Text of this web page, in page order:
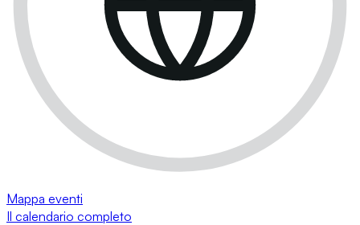
Mappa eventi
Il calendario completo